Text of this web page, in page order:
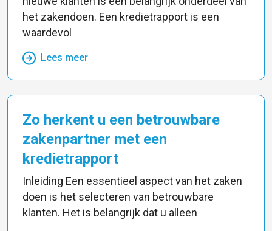
het zakendoen. Een kredietrapport is een
waardevol
Lees meer
Zo herkent u een betrouwbare
zakenpartner met een
kredietrapport
Inleiding Een essentieel aspect van het zaken
doen is het selecteren van betrouwbare
klanten. Het is belangrijk dat u alleen